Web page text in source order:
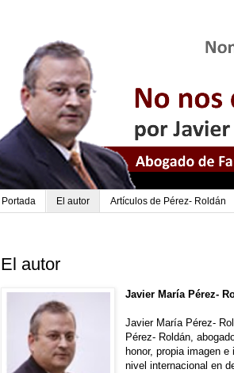
Portada El autor Artículos de Pérez- Roldán
El autor
Javier María Pérez-
Javier María Pérez-
Pérez- Roldán,
honor, propia imagen
nivel internacional en